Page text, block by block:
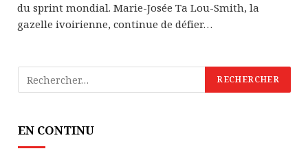
du sprint mondial. Marie-Josée Ta Lou-Smith, la
gazelle ivoirienne, continue de défier…
EN CONTINU